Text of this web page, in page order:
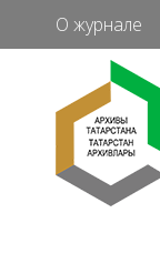
О журнале